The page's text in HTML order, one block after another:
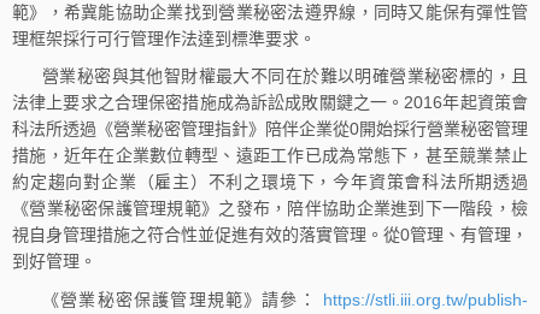
範》，希冀能協助企業找到營業秘密法遵界線，同時又能保有彈性管
理框架採行可行管理作法達到標準要求。
營業秘密與其他智財權最大不同在於難以明確營業秘密標的，且
法律上要求之合理保密措施成為訴訟成敗關鍵之一。2016年起資策會
科法所透過《營業秘密管理指針》陪伴企業從0開始採行營業秘密管理
措施，近年在企業數位轉型、遠距工作已成為常態下，甚至競業禁止
約定趨向對企業（雇主）不利之環境下，今年資策會科法所期透過
《營業秘密保護管理規範》之發布，陪伴協助企業進到下一階段，檢
視自身管理措施之符合性並促進有效的落實管理。從0管理、有管理，
到好管理。
《營業秘密保護管理規範》請參： https://stli.iii.org.tw/publish-